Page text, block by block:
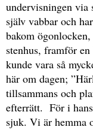
undervisningen via
själv vabbar och
bakom
stenhus, framför
kunde vara så
här om dagen;
tillsammans och
efterrätt. För i
sjuk. Vi är hemma